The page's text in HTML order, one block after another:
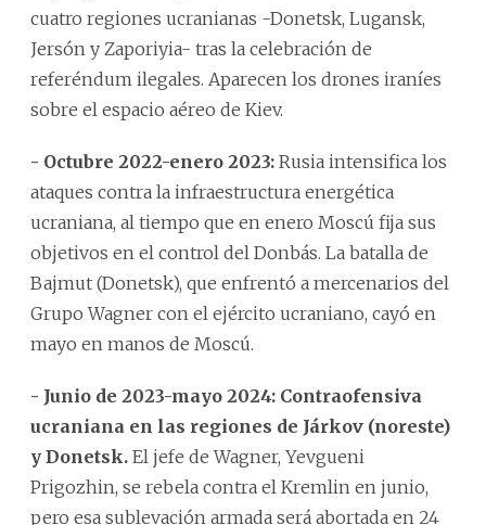
cuatro regiones ucranianas -Donetsk, Lugansk,
Jersón y Zaporiyia- tras la celebración de
referéndum ilegales. Aparecen los drones iraníes
sobre el espacio aéreo de Kiev.
- Octubre 2022-enero 2023: Rusia intensifica los
ataques contra la infraestructura energética
ucraniana, al tiempo que en enero Moscú fija sus
objetivos en el control del Donbás. La batalla de
Bajmut (Donetsk), que enfrentó a mercenarios del
Grupo Wagner con el ejército ucraniano, cayó en
mayo en manos de Moscú.
- Junio de 2023-mayo 2024: Contraofensiva
ucraniana en las regiones de Járkov (noreste)
y Donetsk. El jefe de Wagner, Yevgueni
Prigozhin, se rebela contra el Kremlin en junio,
pero esa sublevación armada será abortada en 24